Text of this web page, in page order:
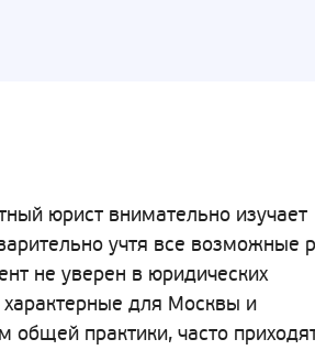
юрист внимательно изучает
учтя все возможные
не уверен в юридических
для Москвы и
практики, часто